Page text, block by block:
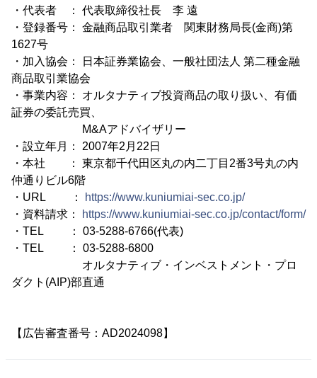
・代表者 ： 代表取締役社長 李 遠
・登録番号： 金融商品取引業者 関東財務局長(金商)第
1627号
・加入協会： 日本証券業協会、一般社団法人 第二種金融
商品取引業協会
・事業内容： オルタナティブ投資商品の取り扱い、有価
証券の委託売買、
M&Aアドバイザリー
・設立年月： 2007年2月22日
・本社 ： 東京都千代田区丸の内二丁目2番3号丸の内
仲通りビル6階
・URL ：
https://www.kuniumiai-sec.co.jp/
・資料請求：
https://www.kuniumiai-sec.co.jp/contact/form/
・TEL ： 03-5288-6766(代表)
・TEL ： 03-5288-6800
オルタナティブ・インベストメント・プロ
ダクト(AIP)部直通
【広告審査番号：AD2024098】